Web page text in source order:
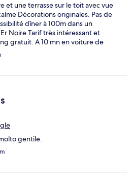
et une terrasse sur le toit avec vue
Décorations originales. Pas de
dîner à 100m dans un
Noire.Tarif très intéressant et
gratuit. A 10 mn en voiture de
gentile.